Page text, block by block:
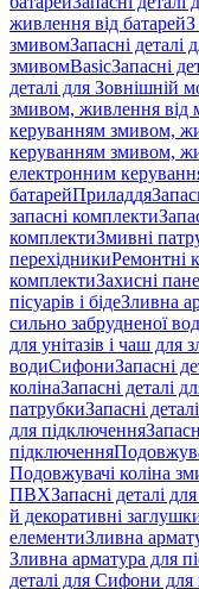
живлення від батарейЗ
змивомЗапасні
змивомBasicЗапасні
деталі для Зовнішній
змивом, живлення від
керуванням змивом,
керуванням змивом,
електронним
батарейПриладдя
запасні комплекти
комплектиЗмивні
перехідникиРемонтні
комплектиЗахисні
пісуарів і бідеЗливна
сильно забрудненої
для унітазів і чаш для
водиСифониЗапасні
колінаЗапасні деталі
патрубкиЗапасні
для підключення
підключення
Подовжувачі коліна
ПВХЗапасні деталі
й декоративні
елементиЗливна
Зливна арматура для
деталі для Сифони для